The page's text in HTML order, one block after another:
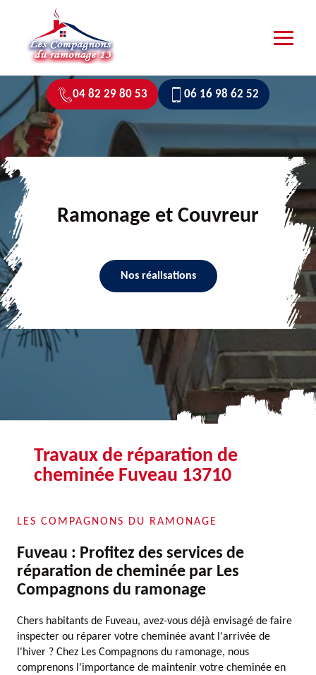
04 82 29 80 53 06 16 98 62 52
Ramonage et Couvreur
Nos réalisations
Travaux de réparation de
cheminée Fuveau 13710
LES COMPAGNONS DU RAMONAGE
Fuveau : Profitez des services de
réparation de cheminée par Les
Compagnons du ramonage
Chers habitants de Fuveau, avez-vous déjà envisagé de faire
inspecter ou réparer votre cheminée avant l'arrivée de
l'hiver ? Chez Les Compagnons du ramonage, nous
comprenons l'importance de maintenir votre cheminée en